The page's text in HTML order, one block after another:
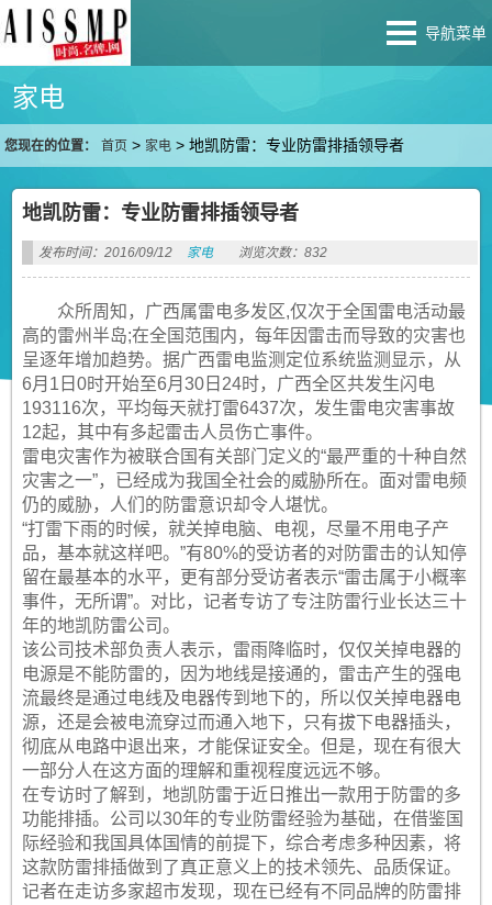
导航菜单
家电
您现在的位置： 首页 > 家电 >地凯防雷：专业防雷排插领导者
地凯防雷：专业防雷排插领导者
发布时间：2016/09/12 家电 浏览次数：832
众所周知，广西属雷电多发区,仅次于全国雷电活动最
高的雷州半岛;在全国范围内，每年因雷击而导致的灾害也
呈逐年增加趋势。据广西雷电监测定位系统监测显示，从
6月1日0时开始至6月30日24时，广西全区共发生闪电
193116次，平均每天就打雷6437次，发生雷电灾害事故
12起，其中有多起雷击人员伤亡事件。
雷电灾害作为被联合国有关部门定义的“最严重的十种自然
灾害之一”，已经成为我国全社会的威胁所在。面对雷电频
仍的威胁，人们的防雷意识却令人堪忧。
“打雷下雨的时候，就关掉电脑、电视，尽量不用电子产
品，基本就这样吧。”有80%的受访者的对防雷击的认知停
留在最基本的水平，更有部分受访者表示“雷击属于小概率
事件，无所谓”。对比，记者专访了专注防雷行业长达三十
年的地凯防雷公司。
该公司技术部负责人表示，雷雨降临时，仅仅关掉电器的
电源是不能防雷的，因为地线是接通的，雷击产生的强电
流最终是通过电线及电器传到地下的，所以仅关掉电器电
源，还是会被电流穿过而通入地下，只有拔下电器插头，
彻底从电路中退出来，才能保证安全。但是，现在有很大
一部分人在这方面的理解和重视程度远远不够。
在专访时了解到，地凯防雷于近日推出一款用于防雷的多
功能排插。公司以30年的专业防雷经验为基础，在借鉴国
际经验和我国具体国情的前提下，综合考虑多种因素，将
这款防雷排插做到了真正意义上的技术领先、品质保证。
记者在走访多家超市发现，现在已经有不同品牌的防雷排